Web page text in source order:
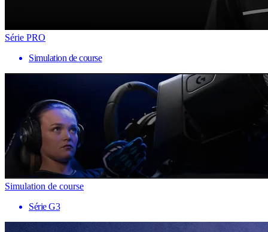
Série PRO
Simulation de course
Simulation de course
Série G3